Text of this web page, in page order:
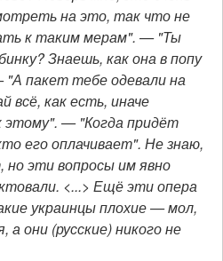
на это, так что не
к таким мерам". — "Ты
Знаешь, как она в попу
"А пакет тебе одевали на
всё, как есть, иначе
этому". — "Когда придёт
его оплачивает". Не знаю,
но эти вопросы им явно
<...> Ещё эти опера
украинцы плохие — мол,
они (русские) никого не